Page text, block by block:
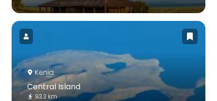
Kenia
Central Island
93.3 km